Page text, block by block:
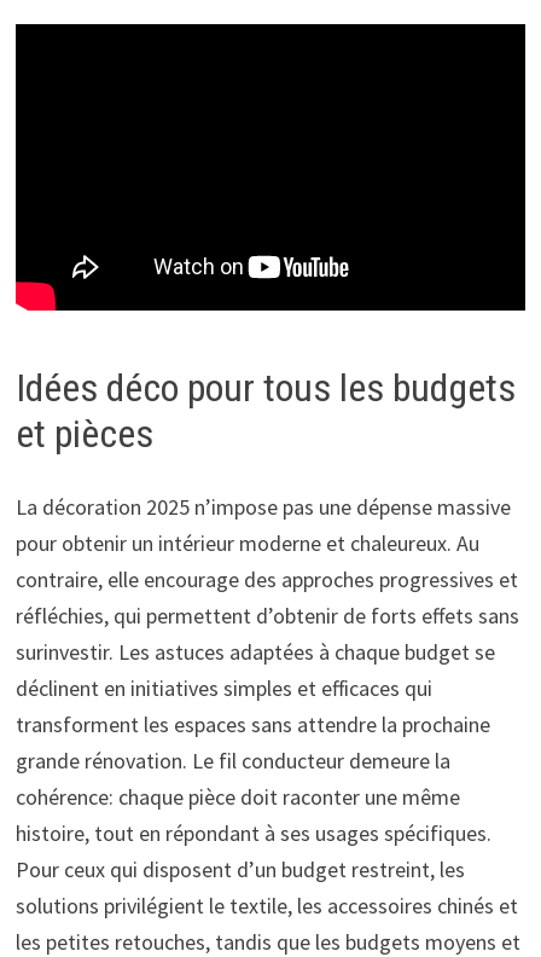
Idées déco pour tous les budgets
et pièces
La décoration 2025 n’impose pas une dépense massive
pour obtenir un intérieur moderne et chaleureux. Au
contraire, elle encourage des approches progressives et
réfléchies, qui permettent d’obtenir de forts effets sans
surinvestir. Les astuces adaptées à chaque budget se
déclinent en initiatives simples et efficaces qui
transforment les espaces sans attendre la prochaine
grande rénovation. Le fil conducteur demeure la
cohérence: chaque pièce doit raconter une même
histoire, tout en répondant à ses usages spécifiques.
Pour ceux qui disposent d’un budget restreint, les
solutions privilégient le textile, les accessoires chinés et
les petites retouches, tandis que les budgets moyens et